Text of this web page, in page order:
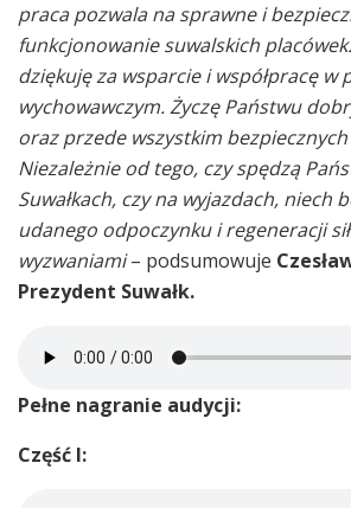
praca pozwala na sprawne i
funkcjonowanie suwalskich
dziękuję za wsparcie i współpracę w
wychowawczym. Życzę Państwu
oraz przede wszystkim bezpiecznych
Niezależnie od tego, czy spędzą
Suwałkach, czy na wyjazdach, niech
udanego odpoczynku i regeneracji
wyzwaniami– podsumowuje
Prezydent Suwałk.
Pełne nagranie audycji:
Część I: